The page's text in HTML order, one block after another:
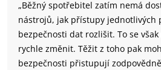
„Běžný spotřebitel zatím nemá
nástrojů, jak přístupy jednotlivých
bezpečnosti dat rozlišit. To se
rychle změnit. Těžit z toho pak
bezpečnosti přistupují